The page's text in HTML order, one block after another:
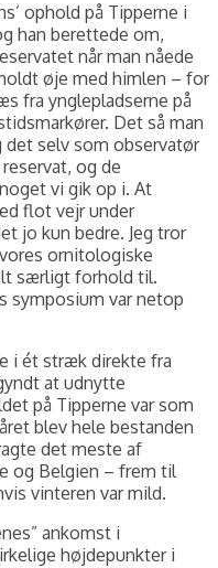
ophold på Tipperne i
han berettede om,
når man nåede
øje med himlen – for
fra ynglepladserne på
Det så man
det selv som observatør
og de
vi gik op i. At
flot vejr under
jo kun bedre. Jeg tror
ornitologiske
særligt forhold til.
symposium var netop
i ét stræk direkte fra
at udnytte
på Tipperne var som
blev hele bestanden
det meste af
og Belgien – frem til
vinteren var mild.
ankomst i
højdepunkter i